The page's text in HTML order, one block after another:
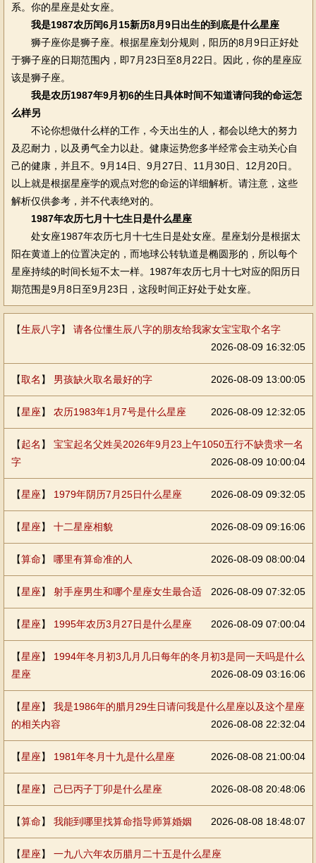
系。你的星座是处女座。
我是1987农历闰6月15新历8月9日出生的到底是什么星座
狮子座你是狮子座。根据星座划分规则，阳历的8月9日正好处
于狮子座的日期范围内，即7月23日至8月22日。因此，你的星座应
该是狮子座。
我是农历1987年9月初6的生日具体时间不知道请问我的命运怎
么样另
不论你想做什么样的工作，今天出生的人，都会以绝大的努力
及忍耐力，以及勇气全力以赴。健康运势您多半经常会主动关心自
己的健康，并且不。9月14日、9月27日、11月30日、12月20日。
以上就是根据星座学的观点对您的命运的详细解析。请注意，这些
解析仅供参考，并不代表绝对的。
1987年农历七月十七生日是什么星座
处女座1987年农历七月十七生日是处女座。星座划分是根据太
阳在黄道上的位置决定的，而地球公转轨道是椭圆形的，所以每个
星座持续的时间长短不太一样。1987年农历七月十七对应的阳历日
期范围是9月8日至9月23日，这段时间正好处于处女座。
【生辰八字】 请各位懂生辰八字的朋友给我家女宝宝取个名字
2026-08-09 16:32:05
【取名 】 男孩缺火取名最好的字 2026-08-09 13:00:05
【星座】 农历1983年1月7号是什么星座 2026-08-09 12:32:05
【起名 】 宝宝起名父姓吴2026年9月23上午1050五行不缺贵求一名
字
2026-08-09 10:00:04
【星座】 1979年阴历7月25日什么星座 2026-08-09 09:32:05
【星座】 十二星座相貌 2026-08-09 09:16:06
【算命】 哪里有算命准的人 2026-08-09 08:00:04
【星座】 射手座男生和哪个星座女生最合适 2026-08-09 07:32:05
【星座】 1995年农历3月27日是什么星座 2026-08-09 07:00:04
【星座】 1994年冬月初3几月几日每年的冬月初3是同一天吗是什么
星座
2026-08-09 03:16:06
【星座】 我是1986年的腊月29生日请问我是什么星座以及这个星座
的相关内容
2026-08-08 22:32:04
【星座】 1981年冬月十九是什么星座 2026-08-08 21:00:04
【星座】 己巳丙子丁卯是什么星座 2026-08-08 20:48:06
【算命】 我能到哪里找算命指导师算婚姻 2026-08-08 18:48:07
【星座】 一九八六年农历腊月二十五是什么星座